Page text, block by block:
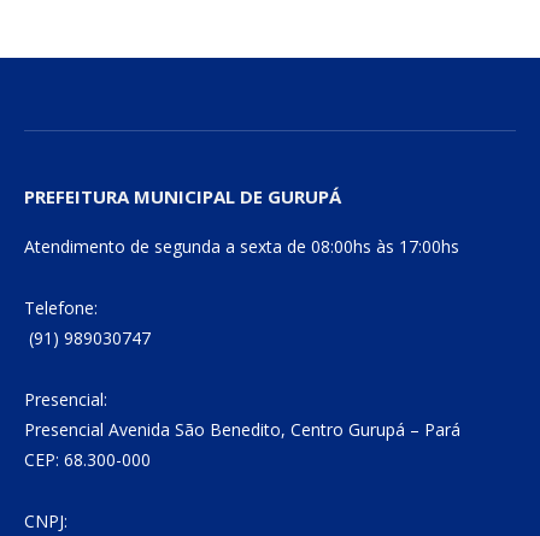
PREFEITURA MUNICIPAL DE GURUPÁ
Atendimento de segunda a sexta de 08:00hs às 17:00hs
Telefone:
(91) 989030747
Presencial:
Presencial Avenida São Benedito, Centro Gurupá – Pará
CEP: 68.300-000
CNPJ: